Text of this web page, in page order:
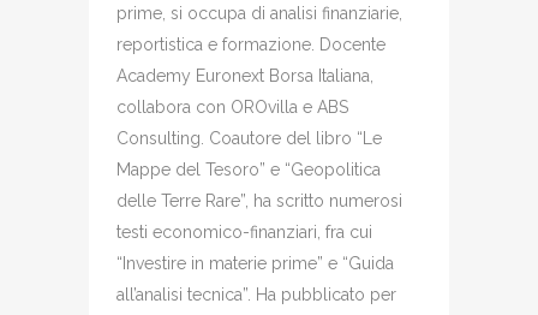
prime, si occupa di analisi finanziarie,
reportistica e formazione. Docente
Academy Euronext Borsa Italiana,
collabora con OROvilla e ABS
Consulting. Coautore del libro “Le
Mappe del Tesoro” e “Geopolitica
delle Terre Rare”, ha scritto numerosi
testi economico-finanziari, fra cui
“Investire in materie prime” e “Guida
all’analisi tecnica”. Ha pubblicato per